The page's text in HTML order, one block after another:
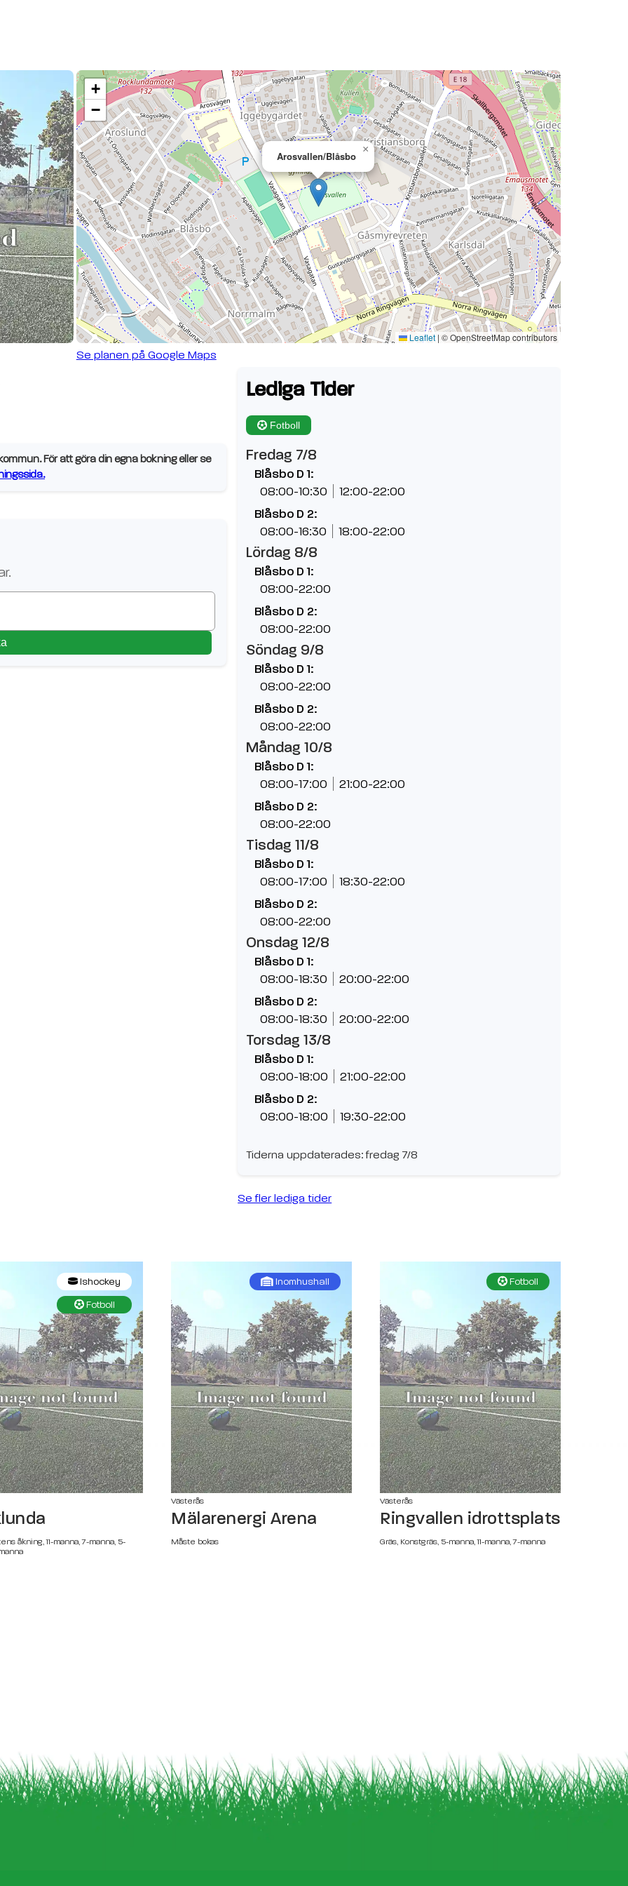
Arosvallen/Blåsbo
×
+
−
Leaflet | © OpenStreetMap contributors
Se planen på Google Maps
För att göra din egna bokning eller se
Lediga Tider
Fotboll
Fredag 7/8
Blåsbo D 1:
08:00-10:30 12:00-22:00
Blåsbo D 2:
08:00-16:30 18:00-22:00
Lördag 8/8
Blåsbo D 1:
08:00-22:00
Blåsbo D 2:
08:00-22:00
Söndag 9/8
Blåsbo D 1:
08:00-22:00
Blåsbo D 2:
08:00-22:00
Måndag 10/8
Blåsbo D 1:
08:00-17:00 21:00-22:00
Blåsbo D 2:
08:00-22:00
Tisdag 11/8
Blåsbo D 1:
08:00-17:00 18:30-22:00
Blåsbo D 2:
08:00-22:00
Onsdag 12/8
Blåsbo D 1:
08:00-18:30 20:00-22:00
Blåsbo D 2:
08:00-18:30 20:00-22:00
Torsdag 13/8
Blåsbo D 1:
08:00-18:00 21:00-22:00
Blåsbo D 2:
08:00-18:00 19:30-22:00
Tiderna uppdaterades: fredag 7/8
Se fler lediga tider
Ishockey
Fotboll
åkning, 11-manna, 7-manna, 5-
Inomhushall
Västerås
Mälarenergi Arena
Måste bokas
Fotboll
Västerås
Ringvallen idrottsplats
Gräs, Konstgräs, 5-manna, 11-manna, 7-manna